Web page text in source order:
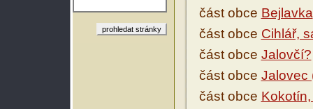
část obce Bejlavka
část obce Cihlář,
část obce Jalovčí?
část obce Jalovec
část obce